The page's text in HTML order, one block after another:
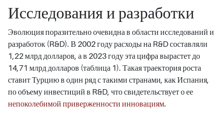
Исследования и разработки
Эволюция поразительно очевидна в области исследований и
разработок (R&D). В 2002 году расходы на R&D составляли
1,22 млрд долларов, а в 2023 году эта цифра вырастет до
14,71 млрд долларов (таблица 1). Такая траектория роста
ставит Турцию в один ряд с такими странами, как Испания,
по объему инвестиций в R&D, что свидетельствует о ее
непоколебимой приверженности инновациям.